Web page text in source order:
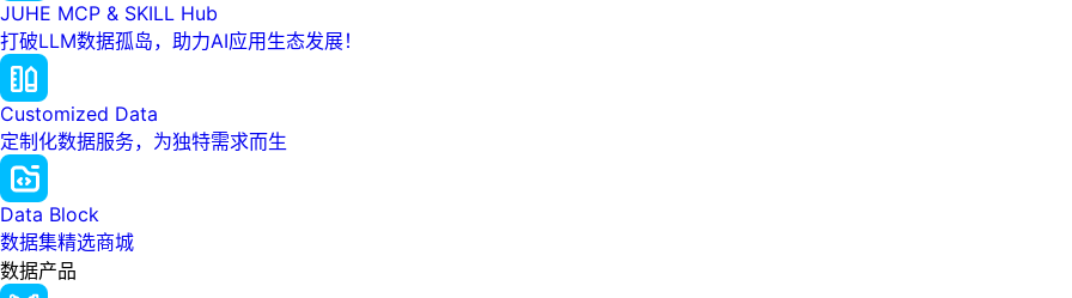
JUHE MCP & SKILL Hub
打破LLM数据孤岛，助力AI应用生态发展！
Customized Data
定制化数据服务，为独特需求而生
Data Block
数据集精选商城
数据产品